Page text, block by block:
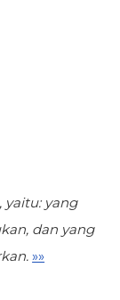
yaitu: yang
dan yang
»»